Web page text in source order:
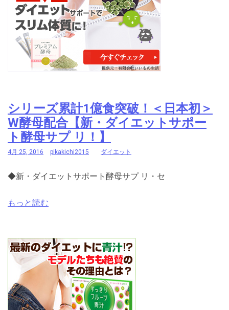
シリーズ累計1億食突破！＜日本初＞
W酵母配合【新・ダイエットサポー
ト酵母サプ リ！】
4月 25, 2016 pikakichi2015 ダイエット
◆新・ダイエットサポート酵母サプ リ・セ
もっと読む